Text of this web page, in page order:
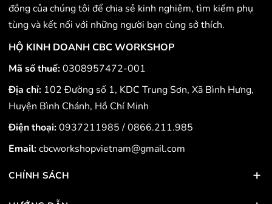
đồng của chúng tôi để chia sẻ kinh nghiệm, tìm kiếm phụ
tùng và kết nối với những người bạn cùng sở thích.
HỘ KINH DOANH CBC WORKSHOP
Mã số thuế:0308957472-001
Địa chỉ: 102 Đường số 1, KDC Trung Sơn, Xã Bình Hưng,
Huyện Bình Chánh, Hồ Chí Minh
Điện thoại:0937211985/0866.211.985
Email:cbcworkshopvietnam@gmail.com
CHÍNH SÁCH